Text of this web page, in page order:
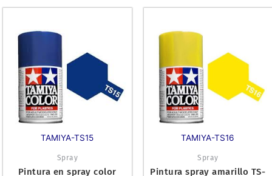
TAMIYA-TS15
Spray
Pintura en spray color
TAMIYA-TS16
Spray
Pintura spray amarillo TS-